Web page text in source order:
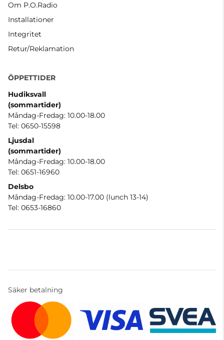
Om P.O.Radio
Installationer
Integritet
Retur/Reklamation
ÖPPETTIDER
Hudiksvall
(sommartider)
Måndag-Fredag: 10.00-18.00
Tel: 0650-15598
Ljusdal
(sommartider)
Måndag-Fredag: 10.00-18.00
Tel: 0651-16960
Delsbo
Måndag-Fredag: 10.00-17.00 (lunch 13-14)
Tel: 0653-16860
Säker betalning